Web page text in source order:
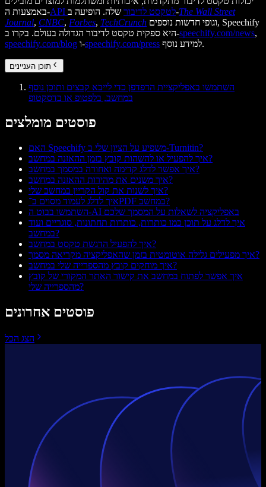
באמצעות ה-
API לטקסט לדיבורשלה. הופיעה ב-The Wall Street
Journal, CNBC, Forbes, TechCrunch
היא ספקית טקסט לדיבור הגדולה בעולם. בקרו ב-speechify.com/news,
speechify.com/blog ו-speechify.com/press למידע נוסף.
תוכן העניינים
השתמשו באפליקציית הדפדפן כדי לייבא קבצים ותוכן נוסף
במחשב, בלפטופ או בדסקטופ
פוסטים מומלצים
האם Speechify משפיע על הציון שלי ב-Turnitin?
איך להפעיל או להשהות קובץ בזמן ההאזנה במחשב?
איך אפשר לדלג קדימה ואחורה במסמך במחשב?
איך משנים את מהירות ההאזנה במחשב?
איך לשנות את קול הקריין במחשב שלי?
איך לדלג לעמוד מסוים ב־PDF במחשב?
השתמשו בבוט ה-AI באפליקציה לשאלות על המסמך שלכם
איך לדלג על תוכן כמו כותרות, כותרות תחתונות, סוגריים ועוד
במחשב?
איך להפעיל הדגשת טקסט במחשב?
איך מפעילים גלילה אוטומטית בזמן שהאפליקציה מקריאה מסמך?
איך מוחקים קובץ מהספרייה שלי במחשב?
איך אפשר לפתוח במחשב את קישור האתר המקורי של קובץ
מהספרייה שלי?
פוסטים אחרונים
הצג הכל